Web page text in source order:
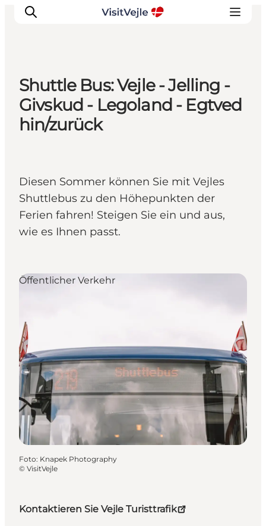
Erlebnisse
Veranstaltungen
Reiseplanung
Shuttle Bus: Vejle - Jelling -
Givskud - Legoland - Egtved
hin/zurück
Diesen Sommer können Sie mit Vejles
Shuttlebus zu den Höhepunkten der
Ferien fahren! Steigen Sie ein und aus,
wie es Ihnen passt.
Kontaktieren Sie Vejle Turisttrafik
Öffentlicher Verkehr
Foto: Knapek Photography
© VisitVejle